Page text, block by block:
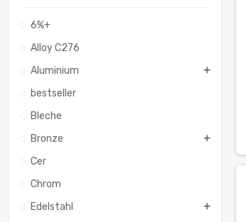
6%+
Alloy C276
Aluminium
bestseller
Bleche
Bronze
Cer
Chrom
Edelstahl